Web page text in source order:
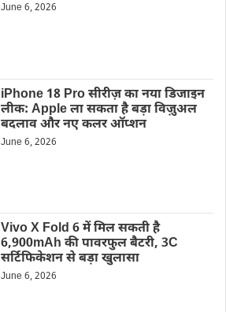
June 6, 2026
iPhone 18 Pro सीरीज़ का नया डिजाइन
लीक: Apple ला सकता है बड़ा विज़ुअल
बदलाव और नए कलर ऑप्शन
June 6, 2026
Vivo X Fold 6 में मिल सकती है
6,900mAh की पावरफुल बैटरी, 3C
सर्टिफिकेशन से बड़ा खुलासा
June 6, 2026